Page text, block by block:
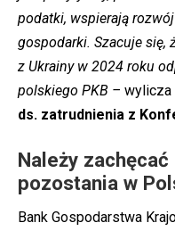
podatki, wspierają
gospodarki. Szacuje się,
z Ukrainy w 2024 roku
polskiego PKB – wylicza
ds. zatrudnienia z
Należy
pozostania w
Bank Gospodarstwa